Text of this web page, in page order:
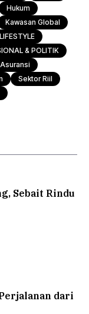
Hukum
Kawasan Global
LIFESTYLE
& POLITIK
Sektor Riil
Sebait Rindu
dari